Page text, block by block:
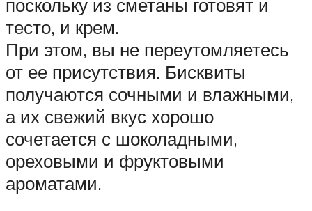
поскольку из сметаны готовят и
тесто, и крем.
При этом, вы не переутомляетесь
от ее присутствия. Бисквиты
получаются сочными и влажными,
а их свежий вкус хорошо
сочетается с шоколадными,
ореховыми и фруктовыми
ароматами.